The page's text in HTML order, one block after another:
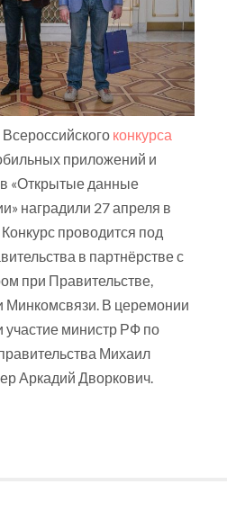
конкурса
приложений и
«Открытые данные
наградили 27 апреля в
проводится под
в партнёрстве с
при Правительстве,
Минкомсвязи. В церемонии
министр РФ по
Михаил
Аркадий Дворкович.